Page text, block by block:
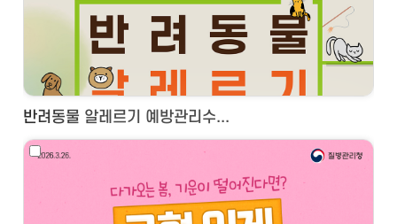
반려동물 알레르기 예방관리수...